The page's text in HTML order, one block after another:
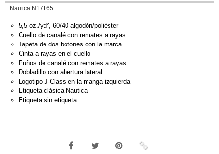
Nautica N17165
5,5 oz./yd², 60/40 algodón/poliéster
Cuello de canalé con remates a rayas
Tapeta de dos botones con la marca
Cinta a rayas en el cuello
Puños de canalé con remates a rayas
Dobladillo con abertura lateral
Logotipo J-Class en la manga izquierda
Etiqueta clásica Nautica
Etiqueta sin etiqueta